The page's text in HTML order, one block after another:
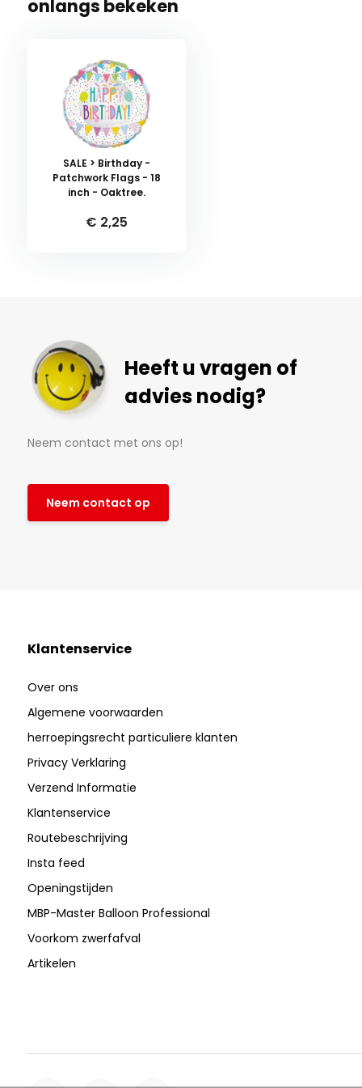
onlangs bekeken
SALE > Birthday -
Patchwork Flags - 18
inch - Oaktree.
€ 2,25
Heeft u vragen of
advies nodig?
Neem contact met ons op!
Neem contact op
Klantenservice
Over ons
Algemene voorwaarden
herroepingsrecht particuliere klanten
Privacy Verklaring
Verzend Informatie
Klantenservice
Routebeschrijving
Insta feed
Openingstijden
MBP-Master Balloon Professional
Voorkom zwerfafval
Artikelen